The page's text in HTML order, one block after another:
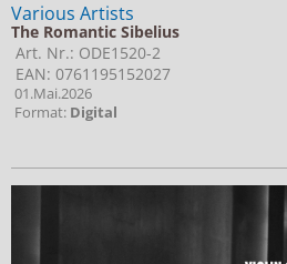
Various Artists
The Romantic Sibelius
Art. Nr.: ODE1520-2
EAN: 0761195152027
01.Mai.2026
Format: Digital